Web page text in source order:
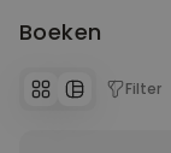
Boeken
Filter